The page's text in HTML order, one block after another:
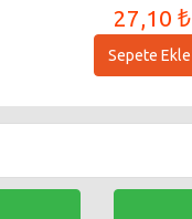
27,10 ₺
Sepete Ekle